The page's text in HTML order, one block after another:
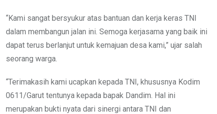
“Kami sangat bersyukur atas bantuan dan kerja keras TNI
dalam membangun jalan ini. Semoga kerjasama yang baik ini
dapat terus berlanjut untuk kemajuan desa kami,” ujar salah
seorang warga.
“Terimakasih kami ucapkan kepada TNI, khususnya Kodim
0611/Garut tentunya kepada bapak Dandim. Hal ini
merupakan bukti nyata dari sinergi antara TNI dan